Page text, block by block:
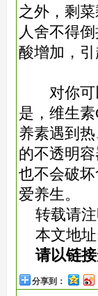
之外，剩
人舍不得
酸增加，引
对你可以
是，维生
养素遇到
的不透明
也不会破
爱养生。
转载请注
本文地
请以链
分享到：